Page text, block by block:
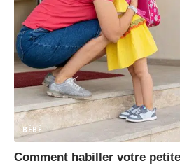
BÉBÉ
Comment habiller votre